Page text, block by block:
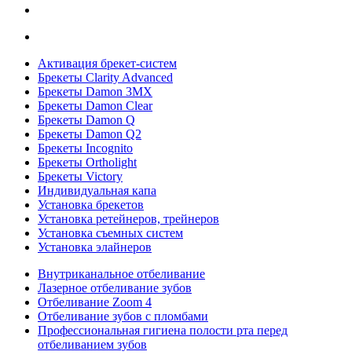
Активация брекет-систем
Брекеты Clarity Advanced
Брекеты Damon 3MX
Брекеты Damon Clear
Брекеты Damon Q
Брекеты Damon Q2
Брекеты Incognito
Брекеты Ortholight
Брекеты Victory
Индивидуальная капа
Установка брекетов
Установка ретейнеров, трейнеров
Установка съемных систем
Установка элайнеров
Внутриканальное отбеливание
Лазерное отбеливание зубов
Отбеливание Zoom 4
Отбеливание зубов с пломбами
Профессиональная гигиена полости рта перед
отбеливанием зубов